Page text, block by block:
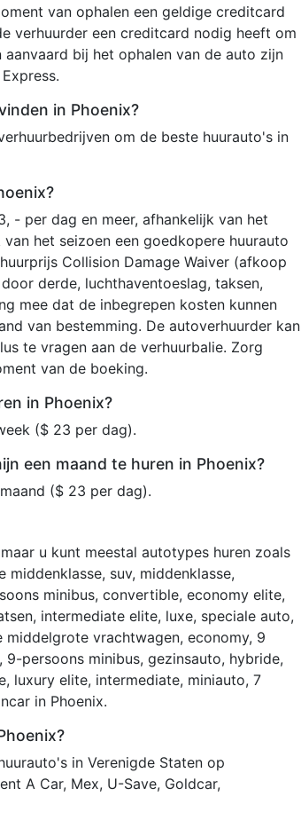
van ophalen een geldige creditcard
verhuurder een creditcard nodig heeft om
bij het ophalen van de auto zijn
in Phoenix?
om de beste huurauto's in
- per dag en meer, afhankelijk van het
het seizoen een goedkopere huurauto
Collision Damage Waiver (afkoop
derde, luchthaventoeslag, taksen,
mee dat de inbegrepen kosten kunnen
van bestemming. De autoverhuurder kan
te vragen aan de verhuurbalie. Zorg
van de boeking.
in Phoenix?
($ 23 per dag).
een maand te huren in Phoenix?
($ 23 per dag).
u kunt meestal autotypes huren zoals
suv, middenklasse,
minibus, convertible, economy elite,
intermediate elite, luxe, speciale auto,
vrachtwagen, economy, 9
persoons minibus, gezinsauto, hybride,
luxury elite, intermediate, miniauto, 7
in Phoenix.
in Verenigde Staten op
A Car, Mex, U-Save, Goldcar,